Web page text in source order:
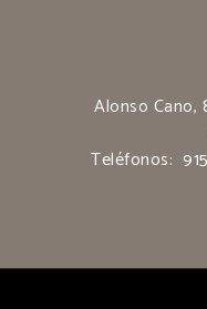
Alonso
Teléfonos: